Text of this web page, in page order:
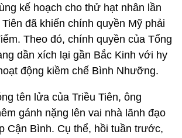
kế hoạch cho thử hạt nhân lần
đã khiến chính quyền Mỹ phải
Theo đó, chính quyền của Tổng
dần xích lại gần Bắc Kinh với hy
động kiềm chế Bình Nhưỡng.
tên lửa của Triều Tiên, ông
gánh nặng lên vai nhà lãnh đạo
Cận Bình. Cụ thể, hồi tuần trước,